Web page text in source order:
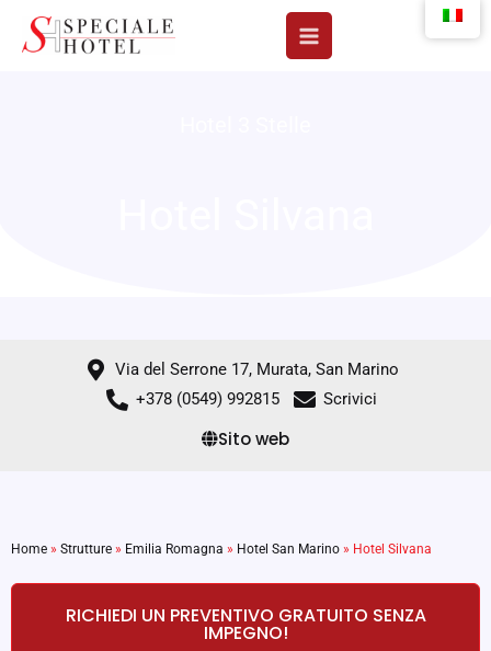
Via del Serrone 17, Murata, San Marino
+378 (0549) 992815
Scrivici
Sito web
Home » Strutture » Emilia Romagna » Hotel San Marino » Hotel Silvana
RICHIEDI UN PREVENTIVO GRATUITO SENZA
IMPEGNO!